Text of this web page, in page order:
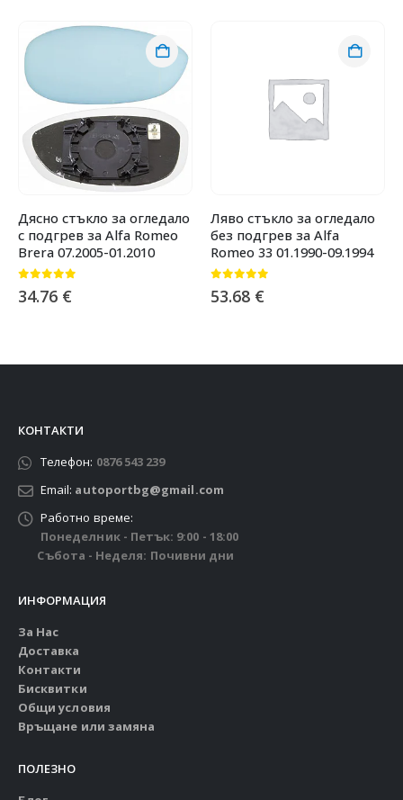
Дясно стъкло за огледало
с подгрев за Alfa Romeo
Brera 07.2005-01.2010
34.76 €
Ляво стъкло за огледало
без подгрев за Alfa
Romeo 33 01.1990-09.1994
53.68 €
КОНТАКТИ
Телефон: 0876 543 239
Email: autoportbg@gmail.com
Работно време:
Понеделник - Петък: 9:00 - 18:00
Събота - Неделя: Почивни дни
ИНФОРМАЦИЯ
За Нас
Доставка
Контакти
Бисквитки
Общи условия
Връщане или замяна
ПОЛЕЗНО